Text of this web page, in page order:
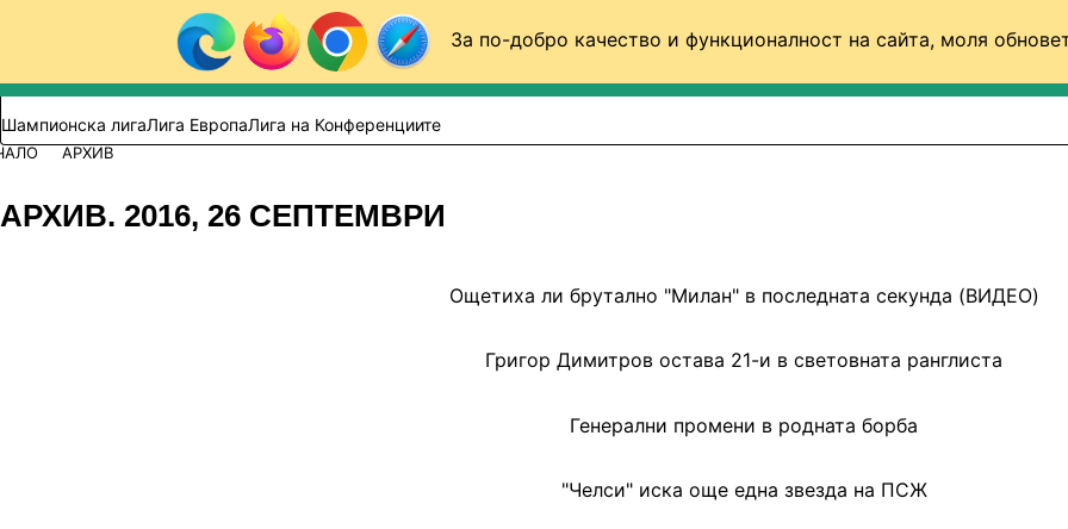
За по-добро качество и функционалност на сайта, моля
Към съдържанието
Търси в сайта
ВИДЕО ФУТБОЛ (БГ)
Шампионска лигаЛига ЕвропаЛига на Конференциите
АРХИВ
АРХИВ. 2016, 26 СЕПТЕМВРИ
Ощетиха ли брутално "Милан" в последната секунда (ВИДЕО)
Григор Димитров остава 21-и в световната ранглиста
Генерални промени в родната борба
"Челси" иска още една звезда на ПСЖ